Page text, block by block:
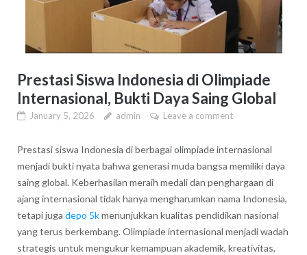
Prestasi Siswa Indonesia di Olimpiade
Internasional, Bukti Daya Saing Global
January 5, 2026 admin Leave a comment
Prestasi siswa Indonesia di berbagai olimpiade internasional
menjadi bukti nyata bahwa generasi muda bangsa memiliki daya
saing global. Keberhasilan meraih medali dan penghargaan di
ajang internasional tidak hanya mengharumkan nama Indonesia,
tetapi juga depo 5kmenunjukkan kualitas pendidikan nasional
yang terus berkembang. Olimpiade internasional menjadi wadah
strategis untuk mengukur kemampuan akademik, kreativitas,